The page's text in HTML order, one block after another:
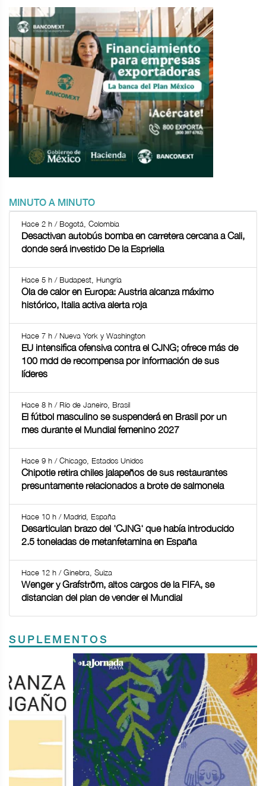
MINUTO A MINUTO
Hace 2 h / Bogotá, Colombia
Desactivan autobús bomba en carretera cercana a Cali,
donde será investido De la Espriella
Hace 5 h / Budapest, Hungría
Ola de calor en Europa: Austria alcanza máximo
histórico, Italia activa alerta roja
Hace 7 h / Nueva York y Washington
EU intensifica ofensiva contra el CJNG; ofrece más de
100 mdd de recompensa por información de sus
líderes
Hace 8 h / Río de Janeiro, Brasil
El fútbol masculino se suspenderá en Brasil por un
mes durante el Mundial femenino 2027
Hace 9 h / Chicago, Estados Unidos
Chipotle retira chiles jalapeños de sus restaurantes
presuntamente relacionados a brote de salmonela
Hace 10 h / Madrid, España
Desarticulan brazo del 'CJNG' que había introducido
2.5 toneladas de metanfetamina en España
Hace 12 h / Ginebra, Suiza
Wenger y Grafström, altos cargos de la FIFA, se
distancian del plan de vender el Mundial
SUPLEMENTOS